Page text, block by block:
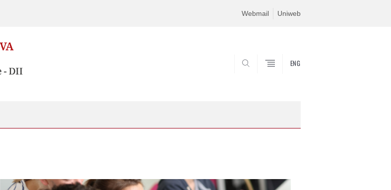
Webmail Uniweb
ENG